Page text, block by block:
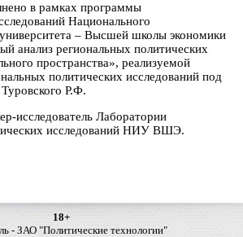
в рамках программы
Национального
университета – Высшей школы экономики
анализ региональных политических
пространства», реализуемой
политических исследований под
Р.Ф.
исследователь Лаборатории
исследований НИУ ВШЭ.
18+
- ЗАО "Политические технологии"